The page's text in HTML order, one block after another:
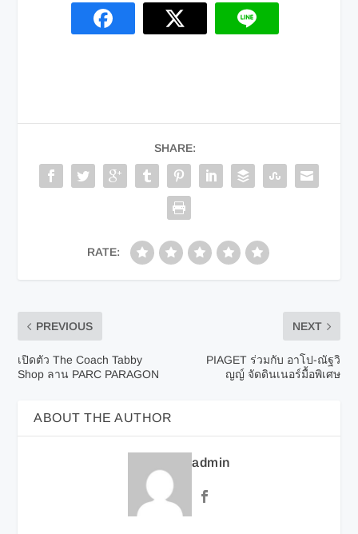
SHARE:
RATE:
PREVIOUS
เปิดตัว The Coach Tabby
Shop ลาน PARC PARAGON
NEXT
PIAGET ร่วมกับ อาโป-ณัฐวิ
ญญ์ จัดดินเนอร์มื้อพิเศษ
ABOUT THE AUTHOR
admin